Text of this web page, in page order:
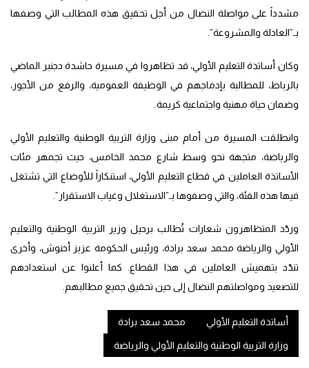
مشدداً على مواصلة النضال من أجل تحقيق هذه المطالب التي وصفها
بـ”العادلة والمشروعة”.
وكان أساتذة التعليم الأولي، قد تظاهروا في مسيرة حاشدة دجنبر الماضي
بالرباط، للمطالبة بإدماجهم في الوظيفة العمومية، والرفع من الأجور،
وضمان حياة مهنية واجتماعية كريمة.
وانطلقت المسيرة من أمام مبنى وزارة التربية الوطنية والتعليم الأولي
والرياضة، متجهة نحو وسط شارع محمد الخامس، حيث تجمهر مئات
الأساتذة العاملين في قطاع التعليم الأولي، استنكاراً للأوضاع التي تشتغل
فيها هذه الفئة، والتي وصفوها بـ”الاستغلال وغياب الاستقرار”.
وردّد المتظاهرون شعارات تُطالب برحيل وزير التربية الوطنية والتعليم
الأولي والرياضة محمد سعد برادة، ورئيس الحكومة عزيز أخنوش، وأخرى
تندّد بتهميش العاملين في هذا القطاع. كما أعلنوا عن استعدادهم
للتصعيد ومواصلتهم النضال إلى حين تحقيق جميع مطالبهم.
أساتذة التعليم الأولي محمد سعد برادة
وزارة التربية الوطنية والتعليم الأولي والرياضة